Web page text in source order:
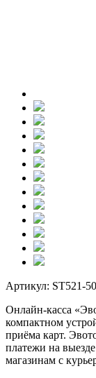
Артикул: ST521-
Онлайн-касса
компактном
приёма карт.
платежи на
магазинам с